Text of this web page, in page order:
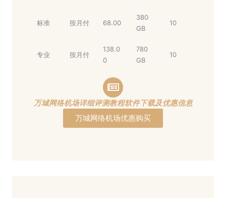
标准 按月付 68.00
380
GB
10
专业 按月付
138.0
0
780
GB
10
万城网络机场详细评测教程软件下载及优惠信息
万城网络机场优惠购买